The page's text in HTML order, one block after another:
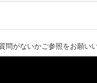
問がないかご参照をお願い